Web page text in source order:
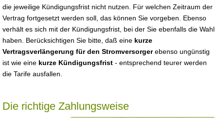
die jeweilige Kündigungsfrist nicht nutzen. Für welchen Zeitraum der
Vertrag fortgesetzt werden soll, das können Sie vorgeben. Ebenso
verhält es sich mit der Kündigungsfrist, bei der Sie ebenfalls die Wahl
haben. Berücksichtigen Sie bitte, daß eine kurze
Vertragsverlängerung für den Stromversorgerebenso ungünstig
ist wie eine kurze Kündigungsfrist - entsprechend teurer werden
die Tarife ausfallen.
Die richtige Zahlungsweise